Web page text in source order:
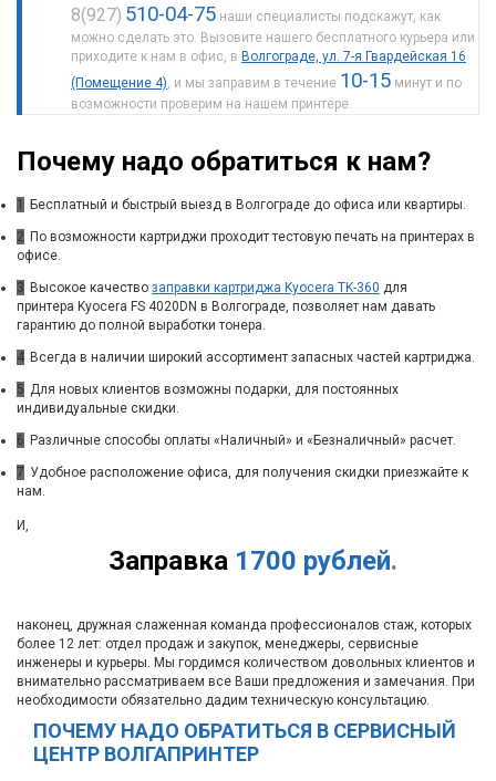
8(927) 510-04-75 наши специалисты подскажут, как
можно сделать это. Вызовите нашего бесплатного курьера или
приходите к нам в офис, в Волгограде, ул. 7-я Гвардейская 16
(Помещение 4) , и мы заправим в течение 10-15 минут и по
возможности проверим на нашем принтере.
Почему надо обратиться к нам?
1 Бесплатный и быстрый выезд в Волгограде до офиса или квартиры.
2 По возможности картриджи проходит тестовую печать на принтерах в
офисе.
3 Высокое качество заправки картриджа Kyocera TK-360 для
принтера Kyocera FS 4020DN в Волгограде, позволяет нам давать
гарантию до полной выработки тонера.
4 Всегда в наличии широкий ассортимент запасных частей картриджа.
5 Для новых клиентов возможны подарки, для постоянных
индивидуальные скидки.
6 Различные способы оплаты «Наличный» и «Безналичный» расчет.
7 Удобное расположение офиса, для получения скидки приезжайте к
нам.
Заправка 1700 рублей.
И,
наконец, дружная слаженная команда профессионалов стаж, которых
более 12 лет: отдел продаж и закупок, менеджеры, сервисные
инженеры и курьеры. Мы гордимся количеством довольных клиентов и
внимательно рассматриваем все Ваши предложения и замечания. При
необходимости обязательно дадим техническую консультацию.
ПОЧЕМУ НАДО ОБРАТИТЬСЯ В СЕРВИСНЫЙ
ЦЕНТР ВОЛГАПРИНТЕР